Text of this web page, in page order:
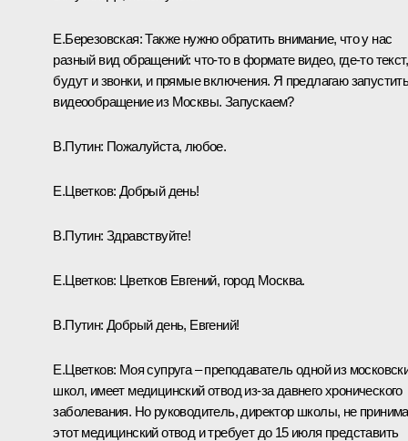
Е.Березовская:Также нужно обратить внимание, что у нас
разный вид обращений: что-то в формате видео, где-то текст,
будут и звонки, и прямые включения. Я предлагаю
видеообращение из Москвы. Запускаем?
В.Путин: Пожалуйста, любое.
Е.Цветков: Добрый день!
В.Путин: Здравствуйте!
Е.Цветков: Цветков Евгений, город Москва.
В.Путин: Добрый день, Евгений!
Е.Цветков: Моя супруга ‒ преподаватель одной из
школ, имеет медицинский отвод из-за давнего хронического
заболевания. Но руководитель, директор школы, не
этот медицинский отвод и требует до 15 июля представить